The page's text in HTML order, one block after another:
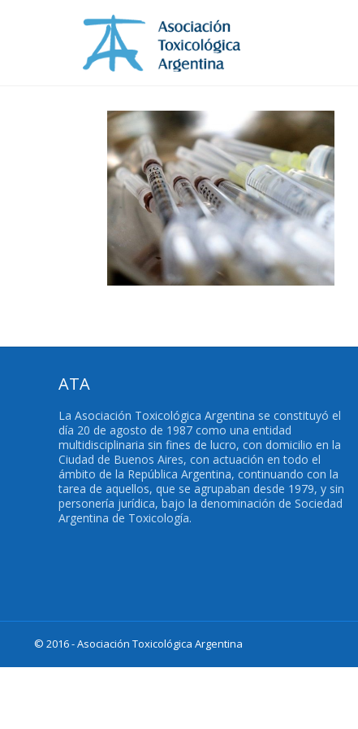
ATA
La Asociación Toxicológica Argentina se constituyó el
día 20 de agosto de 1987 como una entidad
multidisciplinaria sin fines de lucro, con domicilio en la
Ciudad de Buenos Aires, con actuación en todo el
ámbito de la República Argentina, continuando con la
tarea de aquellos, que se agrupaban desde 1979, y sin
personería jurídica, bajo la denominación de Sociedad
Argentina de Toxicología.
© 2016 - Asociación Toxicológica Argentina